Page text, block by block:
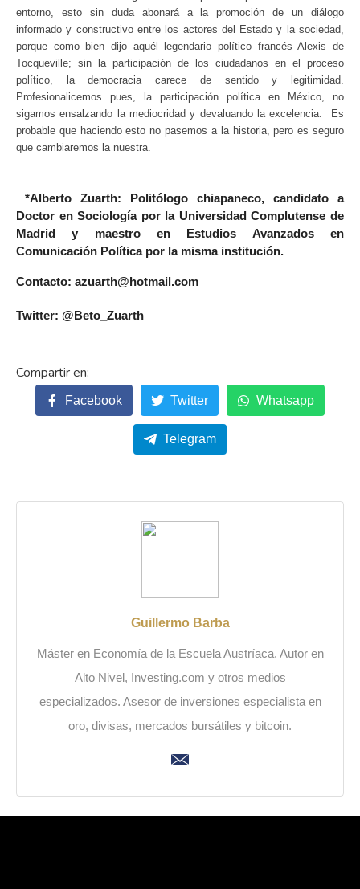
entorno, esto sin duda abonará a la promoción de un diálogo
informado y constructivo entre los actores del Estado y la sociedad,
porque como bien dijo aquél legendario político francés Alexis de
Tocqueville; sin la participación de los ciudadanos en el proceso
político, la democracia carece de sentido y legitimidad.
Profesionalicemos pues, la participación política en México, no
sigamos ensalzando la mediocridad y devaluando la excelencia. Es
probable que haciendo esto no pasemos a la historia, pero es seguro
que cambiaremos la nuestra.
*Alberto Zuarth: Politólogo chiapaneco, candidato a
Doctor en Sociología por la Universidad Complutense de
Madrid y maestro en Estudios Avanzados en
Comunicación Política por la misma institución.
Contacto: azuarth@hotmail.com
Twitter: @Beto_Zuarth
Facebook Twitter Whatsapp
Telegram
Guillermo Barba
Máster en Economía de la Escuela Austríaca. Autor en
Alto Nivel, Investing.com y otros medios
especializados. Asesor de inversiones especialista en
oro, divisas, mercados bursátiles y bitcoin.